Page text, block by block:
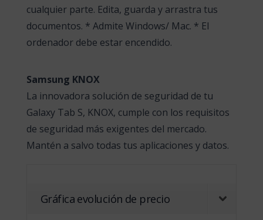
cualquier parte. Edita, guarda y arrastra tus
documentos. * Admite Windows/ Mac. * El
ordenador debe estar encendido.
Samsung KNOX
La innovadora solución de seguridad de tu
Galaxy Tab S, KNOX, cumple con los requisitos
de seguridad más exigentes del mercado.
Mantén a salvo todas tus aplicaciones y datos.
Gráfica evolución de precio